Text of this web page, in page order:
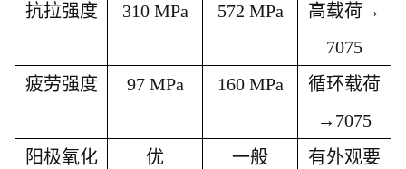
抗拉强度
310 MPa 572 MPa 高载荷 →
7075
疲劳强度
97 MPa 160 MPa
循环载荷
→7075
阳极氧化
优 一般
有外观要